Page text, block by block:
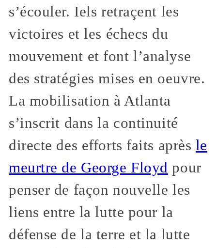
s’écouler. Iels retraçent les
victoires et les échecs du
mouvement et font l’analyse
des stratégies mises en oeuvre.
La mobilisation à Atlanta
s’inscrit dans la continuité
directe des efforts faits après le
meurtre de George Floyd pour
penser de façon nouvelle les
liens entre la lutte pour la
défense de la terre et la lutte